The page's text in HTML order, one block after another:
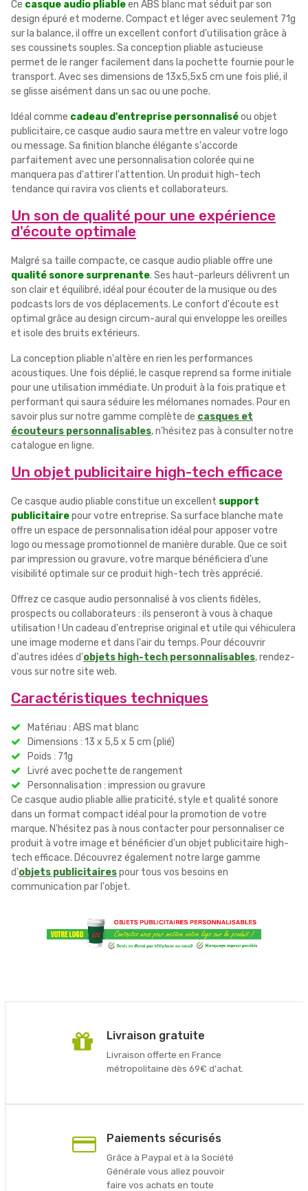
Ce casque audio pliableen ABS blanc mat séduit par son
design épuré et moderne. Compact et léger avec seulement 71g
sur la balance, il offre un excellent confort d'utilisation grâce à
ses coussinets souples. Sa conception pliable astucieuse
permet de le ranger facilement dans la pochette fournie pour le
transport. Avec ses dimensions de 13x5,5x5 cm une fois plié, il
se glisse aisément dans un sac ou une poche.
Idéal comme cadeau d'entreprise personnaliséou objet
publicitaire, ce casque audio saura mettre en valeur votre logo
ou message. Sa finition blanche élégante s'accorde
parfaitement avec une personnalisation colorée qui ne
manquera pas d'attirer l'attention. Un produit high-tech
tendance qui ravira vos clients et collaborateurs.
Un son de qualité pour une expérience
d'écoute optimale
Malgré sa taille compacte, ce casque audio pliable offre une
qualité sonore surprenante. Ses haut-parleurs délivrent un
son clair et équilibré, idéal pour écouter de la musique ou des
podcasts lors de vos déplacements. Le confort d'écoute est
optimal grâce au design circum-aural qui enveloppe les oreilles
et isole des bruits extérieurs.
La conception pliable n'altère en rien les performances
acoustiques. Une fois déplié, le casque reprend sa forme initiale
pour une utilisation immédiate. Un produit à la fois pratique et
performant qui saura séduire les mélomanes nomades. Pour en
savoir plus sur notre gamme complète de casques et
écouteurs personnalisables, n'hésitez pas à consulter notre
catalogue en ligne.
Un objet publicitaire high-tech efficace
Ce casque audio pliable constitue un excellent support
publicitairepour votre entreprise. Sa surface blanche mate
offre un espace de personnalisation idéal pour apposer votre
logo ou message promotionnel de manière durable. Que ce soit
par impression ou gravure, votre marque bénéficiera d'une
visibilité optimale sur ce produit high-tech très apprécié.
Offrez ce casque audio personnalisé à vos clients fidèles,
prospects ou collaborateurs : ils penseront à vous à chaque
utilisation ! Un cadeau d'entreprise original et utile qui véhiculera
une image moderne et dans l'air du temps. Pour découvrir
d'autres idées d'objets high-tech personnalisables, rendez-
vous sur notre site web.
Caractéristiques techniques
Matériau : ABS mat blanc
Dimensions : 13 x 5,5 x 5 cm (plié)
Poids : 71g
Livré avec pochette de rangement
Personnalisation : impression ou gravure
Ce casque audio pliable allie praticité, style et qualité sonore
dans un format compact idéal pour la promotion de votre
marque. N'hésitez pas à nous contacter pour personnaliser ce
produit à votre image et bénéficier d'un objet publicitaire high-
tech efficace. Découvrez également notre large gamme
d'objets publicitairespour tous vos besoins en
communication par l'objet.
Livraison gratuite
Livraison offerte en France
métropolitaine dès 69€ d'achat.
Paiements sécurisés
Grâce à Paypal et à la Société
Générale vous allez pouvoir
faire vos achats en toute